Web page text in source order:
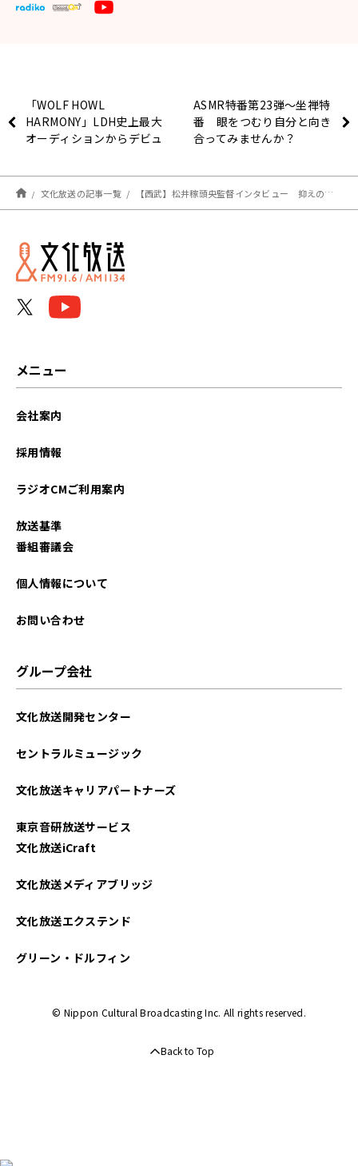
「WOLF HOWL
HARMONY」LDH史上最大
オーディションからデビュ
ASMR特番第23弾～坐禅特
番 眼をつむり自分と向き
合ってみませんか？
文化放送の記事一覧 【西武】松井稼頭央監督インタビュー 抑えの増田達至が緊急降板となっていたら「豆田で行く予定だった」
メニュー
会社案内
採用情報
ラジオCMご利用案内
放送基準
番組審議会
個人情報について
お問い合わせ
グループ会社
文化放送開発センター
セントラルミュージック
文化放送キャリアパートナーズ
東京音研放送サービス
文化放送iCraft
文化放送メディアブリッジ
文化放送エクステンド
グリーン・ドルフィン
© Nippon Cultural Broadcasting Inc. All rights reserved.
Back to Top